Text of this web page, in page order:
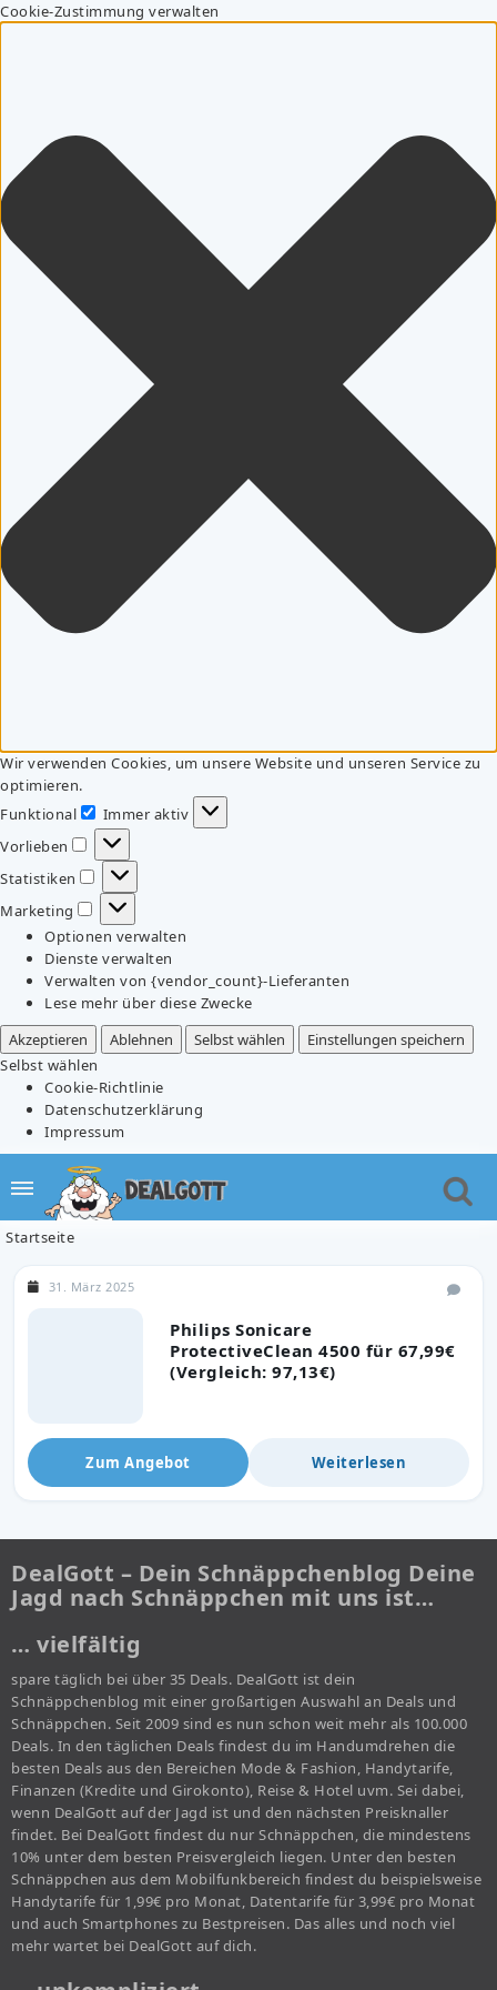
Cookie-Zustimmung verwalten
Wir verwenden Cookies, um unsere Website und unseren Service zu
optimieren.
Funktional
Funktional
Immer aktiv
Vorlieben
Vorlieben
Statistiken
Statistiken
Marketing
Marketing
Optionen verwalten
Dienste verwalten
Verwalten von {vendor_count}-Lieferanten
Lese mehr über diese Zwecke
Akzeptieren
Ablehnen Selbst wählen
Einstellungen speichern
Selbst wählen
Cookie-Richtlinie
Datenschutzerklärung
Impressum
Startseite
Philips Sonicare
ProtectiveClean 4500 für 67,99€
(Vergleich: 97,13€)
31. März 2025
Zum Angebot Weiterlesen
DealGott – Dein Schnäppchenblog Deine
Jagd nach Schnäppchen mit uns ist…
… vielfältig
spare täglich bei über 35 Deals. DealGott ist dein
Schnäppchenblog mit einer großartigen Auswahl an Deals und
Schnäppchen. Seit 2009 sind es nun schon weit mehr als 100.000
Deals. In den täglichen Deals findest du im Handumdrehen die
besten Deals aus den Bereichen Mode & Fashion, Handytarife,
Finanzen (Kredite und Girokonto), Reise & Hotel uvm. Sei dabei,
wenn DealGott auf der Jagd ist und den nächsten Preisknaller
findet. Bei DealGott findest du nur Schnäppchen, die mindestens
10% unter dem besten Preisvergleich liegen. Unter den besten
Schnäppchen aus dem Mobilfunkbereich findest du beispielsweise
Handytarife für 1,99€ pro Monat, Datentarife für 3,99€ pro Monat
und auch Smartphones zu Bestpreisen. Das alles und noch viel
mehr wartet bei DealGott auf dich.